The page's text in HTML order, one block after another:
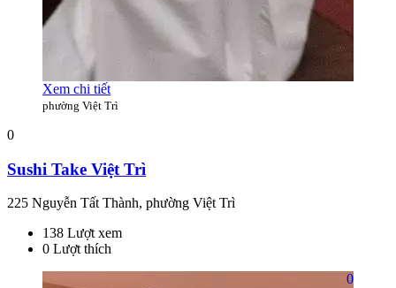
Xem chi tiết
phường Việt Trì
0
Sushi Take Việt Trì
225 Nguyễn Tất Thành, phường Việt Trì
138 Lượt xem
0 Lượt thích
0